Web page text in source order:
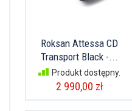
Roksan Attessa CD
Transport Black -...
Produkt dostępny.
2 990,00 zł